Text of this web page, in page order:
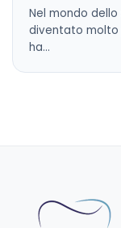
Nel mondo
diventato molto
ha…